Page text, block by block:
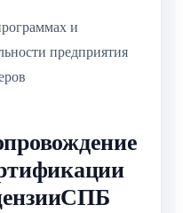
и
предприятия